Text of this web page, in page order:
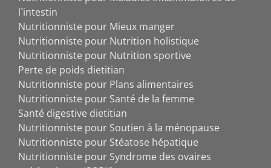
l`intestin
Nutritionniste pour Mieux manger
Nutritionniste pour Nutrition holistique
Nutritionniste pour Nutrition sportive
Perte de poids dietitian
Nutritionniste pour Plans alimentaires
Nutritionniste pour Santé de la femme
Santé digestive dietitian
Nutritionniste pour Soutien à la ménopause
Nutritionniste pour Stéatose hépatique
Nutritionniste pour Syndrome des ovaires